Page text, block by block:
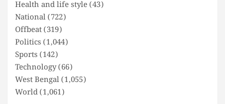
Health and life style(43)
National(722)
Offbeat(319)
Politics (1,044)
Sports (142)
Technology(66)
West Bengal(1,055)
World(1,061)